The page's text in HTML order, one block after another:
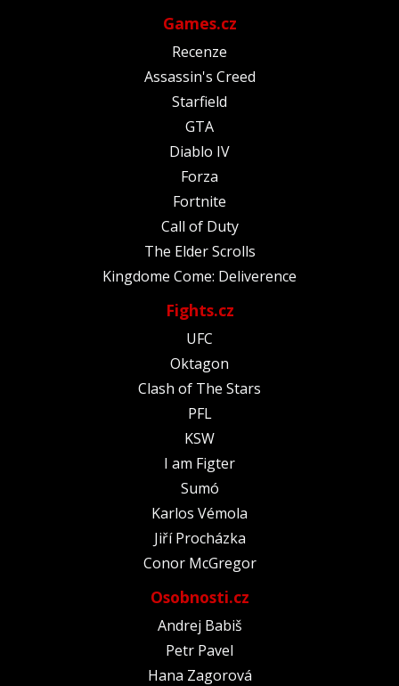
Games.cz
Recenze
Assassin's Creed
Starfield
GTA
Diablo IV
Forza
Fortnite
Call of Duty
The Elder Scrolls
Kingdome Come: Deliverence
Fights.cz
UFC
Oktagon
Clash of The Stars
PFL
KSW
I am Figter
Sumó
Karlos Vémola
Jiří Procházka
Conor McGregor
Osobnosti.cz
Andrej Babiš
Petr Pavel
Hana Zagorová